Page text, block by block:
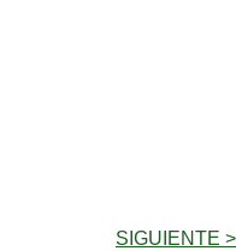
SIGUIENTE >